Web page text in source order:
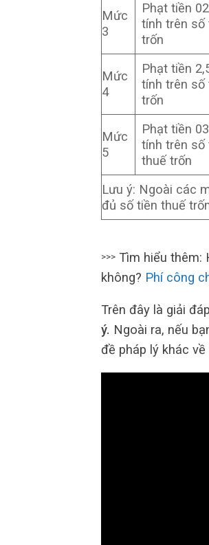
Mức
3
Phạt tiền
tính trên số
trốn
Mức
4
Phạt tiền
tính trên số
trốn
Mức
5
Phạt tiền
tính trên số
thuế trốn
Lưu ý: Ngoài các
đủ số tiền thuế
>>> Tìm hiểu thêm:
không? Phí công
Trên đây là giải
ý. Ngoài ra, nếu
đề pháp lý khác